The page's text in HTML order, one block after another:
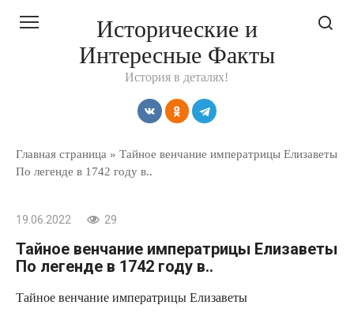
Исторические и
Интересные Факты
История в деталях!
Главная страница » Тайное венчание императрицы Елизаветы
По легенде в 1742 году в..
19.06.2022 29
Тайное венчание императрицы Елизаветы
По легенде в 1742 году в..
Тайное венчание императрицы Елизаветы